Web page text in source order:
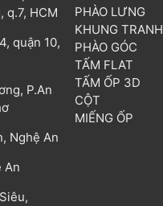
q.7, HCM
quận 10,
P.An
Nghệ An
An
PHÀO LƯNG
KHUNG TRANH
PHÀO GÓC
TẤM FLAT
TẤM ỐP 3D
CỘT
MIẾNG ỐP